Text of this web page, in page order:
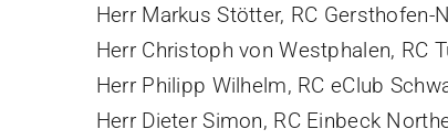
Herr Markus Stötter, RC Gersthofen-
Herr Christoph von Westphalen, RC
Herr Philipp Wilhelm, RC eClub
Herr Dieter Simon, RC Einbeck